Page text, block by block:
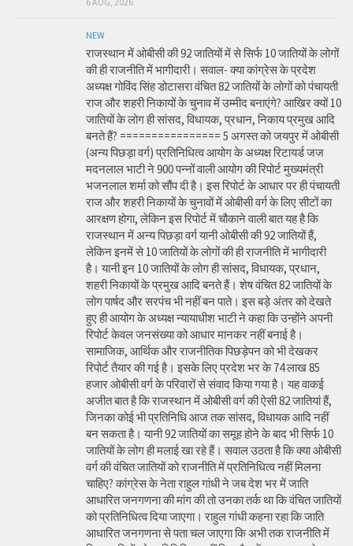
NEW
राजस्थान में ओबीसी की 92 जातियों में से सिर्फ 10 जातियों के लोगों
की ही राजनीति में भागीदारी। सवाल- क्या कांग्रेस के प्रदेश
अध्यक्ष गोविंद सिंह डोटासरा वंचित 82 जातियों के लोगों को पंचायती
राज और शहरी निकायों के चुनाव में उम्मीद बनाएंगे? आखिर क्यों 10
जातियों के लोग ही सांसद, विधायक, प्रधान, निकाय प्रमुख आदि
बनते हैं? ================ 5 अगस्त को जयपुर में ओबीसी
(अन्य पिछड़ा वर्ग) प्रतिनिधित्व आयोग के अध्यक्ष रिटायर्ड जज
मदनलाल भाटी ने 900 पन्नों वाली आयोग की रिपोर्ट मुख्यमंत्री
भजनलाल शर्मा को सौंप दी है। इस रिपोर्ट के आधार पर ही पंचायती
राज और शहरी निकायों के चुनावों में ओबीसी वर्ग के लिए सीटों का
आरक्षण होगा, लेकिन इस रिपोर्ट में चौकाने वाली बात यह है कि
राजस्थान में अन्य पिछड़ा वर्ग यानी ओबीसी की 92 जातियों हैं,
लेकिन इनमें से 10 जातियों के लोगों की ही राजनीति में भागीदारी
है। यानी इन 10 जातियों के लोग ही सांसद, विधायक, प्रधान,
शहरी निकायों के प्रमुख आदि बनते हैं। शेष वंचित 82 जातियों के
लोग पार्षद और सरपंच भी नहीं बन पाते। इस बड़े अंतर को देखते
हुए ही आयोग के अध्यक्ष न्यायाधीश भाटी ने कहा कि उन्होंने अपनी
रिपोर्ट केवल जनसंख्या को आधार मानकर नहीं बनाई है।
सामाजिक, आर्थिक और राजनीतिक पिछड़ेपन को भी देखकर
रिपोर्ट तैयार की गई है। इसके लिए प्रदेश भर के 74 लाख 85
हजार ओबीसी वर्ग के परिवारों से संवाद किया गया है। यह वाकई
अजीत बात है कि राजस्थान में ओबीसी वर्ग की ऐसी 82 जातियां हैं,
जिनका कोई भी प्रतिनिधि आज तक सांसद, विधायक आदि नहीं
बन सकता है। यानी 92 जातियों का समूह होने के बाद भी सिर्फ 10
जातियों के लोग ही मलाई खा रहे हैं। सवाल उठता है कि क्या ओबीसी
वर्ग की वंचित जातियों को राजनीति में प्रतिनिधित्व नहीं मिलना
चाहिए? कांग्रेस के नेता राहुल गांधी ने जब देश भर में जाति
आधारित जनगणना की मांग की तो उनका तर्क था कि वंचित जातियों
को प्रतिनिधित्व दिया जाएगा। राहुल गांधी कहना रहा कि जाति
आधारित जनगणना से पता चल जाएगा कि अभी तक राजनीति में